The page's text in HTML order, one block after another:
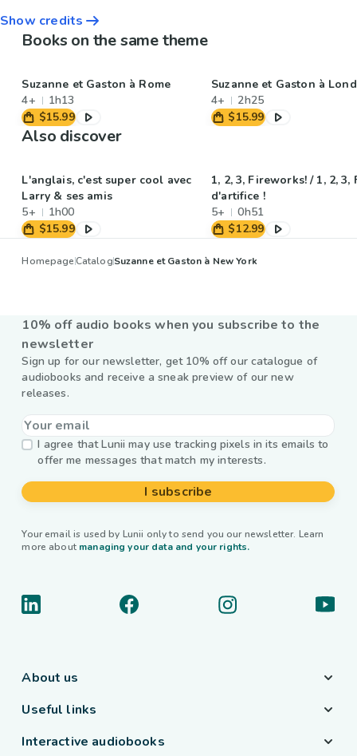
Show credits
Books on the same theme
Suzanne et Gaston à Rome
4+
1h13
$15.99
Suzanne et Gaston à
4+
2h25
$15.99
Also discover
L'anglais, c'est super cool avec
Larry & ses amis
5+
1h00
$15.99
1, 2, 3, Fireworks! / 1, 2, 3,
d'artifice !
5+
0h51
$12.99
HomepageCatalogSuzanne et Gaston à New York
10% off audio books when you subscribe to the
newsletter
Sign up for our newsletter, get 10% off our catalogue of
audiobooks and receive a sneak preview of our new
releases.
I agree that Lunii may use tracking pixels in its emails to
offer me messages that match my interests.
I subscribe
Your email is used by Lunii only to send you our newsletter. Learn
more about managing your data and your rights.
About us
Useful links
Interactive audiobooks